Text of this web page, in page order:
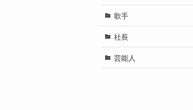
歌手
社長
芸能人